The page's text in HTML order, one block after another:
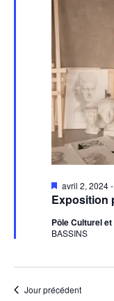
Exposition
Mis
en
avant
avril 2, 2024-
Pôle Culturel
BASSINS
Jour précédent